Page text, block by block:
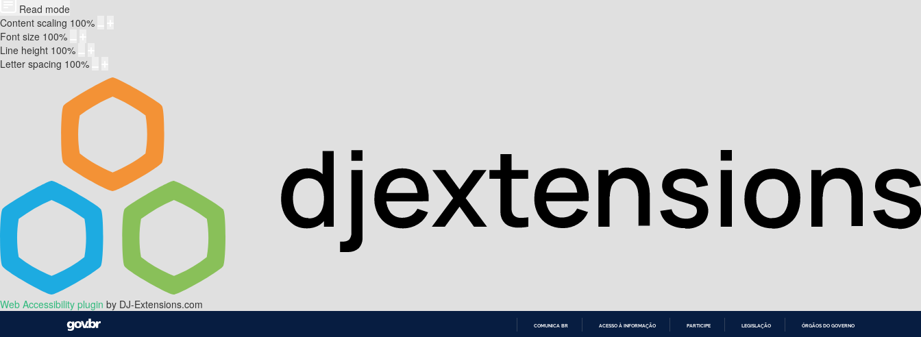
Read mode
Content scaling 100%
Font size 100%
Line height 100%
Letter spacing 100%
Web Accessibility plugin by DJ-Extensions.com
COMUNICA BR ACESSO À INFORMAÇÃO PARTICIPE LEGISLAÇÃO ÓRGÃOS DO GOVERNO